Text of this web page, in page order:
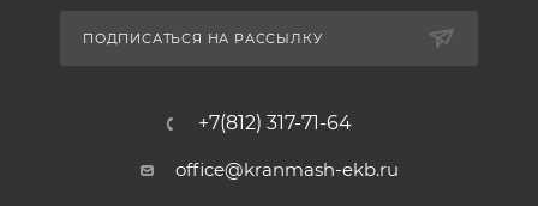
ПОДПИСАТЬСЯ НА РАССЫЛКУ
+7(812) 317-71-64
office@kranmash-ekb.ru